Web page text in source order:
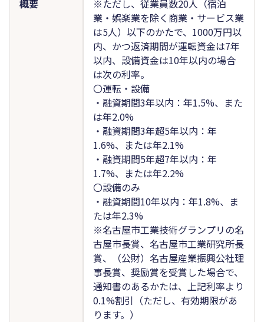
概要
※ただし、従業員数20人（宿泊
業・娯楽業を除く商業・サービス業
は5人）以下のかたで、1000万円以
内、かつ返済期間が運転資金は7年
以内、設備資金は10年以内の場合
は次の利率。
〇運転・設備
・融資期間3年以内：年1.5%、また
は年2.0%
・融資期間3年超5年以内：年
1.6%、または年2.1%
・融資期間5年超7年以内：年
1.7%、または年2.2%
〇設備のみ
・融資期間10年以内：年1.8%、ま
たは年2.3%
※名古屋市工業技術グランプリの名
古屋市長賞、名古屋市工業研究所長
賞、（公財）名古屋産業振興公社理
事長賞、奨励賞を受賞した場合で、
通知書のあるかたは、上記利率より
0.1%割引（ただし、有効期限があ
ります。）